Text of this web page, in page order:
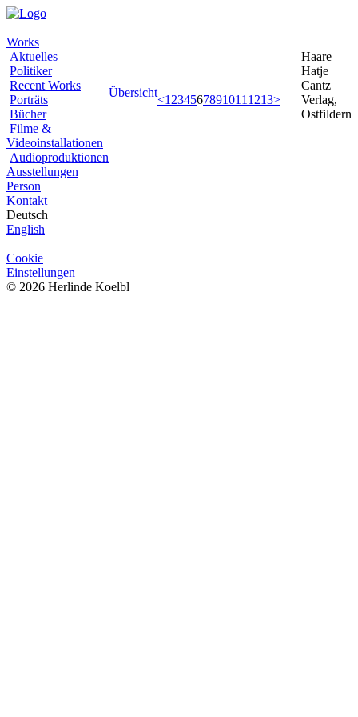
Works
Aktuelles
Politiker
Recent Works
Porträts
Bücher
Filme &
Videoinstallationen
Audioproduktionen
Ausstellungen
Person
Kontakt
Deutsch
English
Cookie
Einstellungen
Übersicht
<1 234567891011 1213>
Haare
Hatje
Cantz
Verlag,
Ostfildern
© 2026 Herlinde Koelbl